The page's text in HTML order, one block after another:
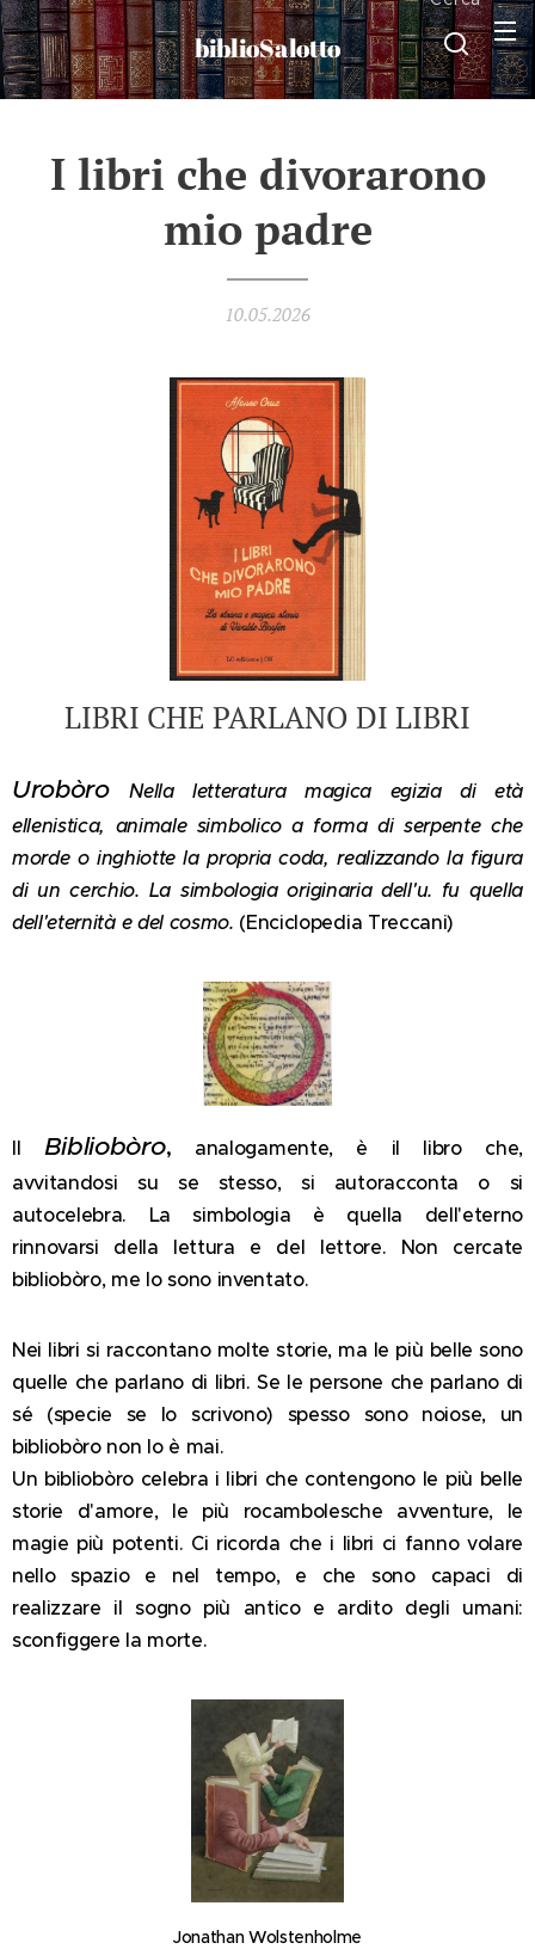
biblioSalotto
I libri che divorarono
mio padre
10.05.2026
LIBRI CHE PARLANO DI LIBRI
UrobòroNella letteratura magica egizia di età
ellenistica, animale simbolico a forma di serpente che
morde o inghiotte la propria coda, realizzando la figura
di un cerchio. La simbologia originaria dell'u. fu quella
dell'eternità e del cosmo. (Enciclopedia Treccani)
Il Bibliobòro,
analogamente, è il libro che,
avvitandosi su se stesso, si autoracconta o si
autocelebra. La simbologia è quella dell'eterno
rinnovarsi della lettura e del lettore. Non cercate
bibliobòro, me lo sono inventato.
Nei libri si raccontano molte storie, ma le più belle sono
quelle che parlano di libri. Se le persone che parlano di
sé (specie se lo scrivono) spesso sono noiose, un
bibliobòro non lo è mai.
Un bibliobòro celebra i libri che contengono le più belle
storie d'amore, le più rocambolesche avventure, le
magie più potenti. Ci ricorda che i libri ci fanno volare
nello spazio e nel tempo, e che sono capaci di
realizzare il sogno più antico e ardito degli umani:
sconfiggere la morte.
Jonathan Wolstenholme